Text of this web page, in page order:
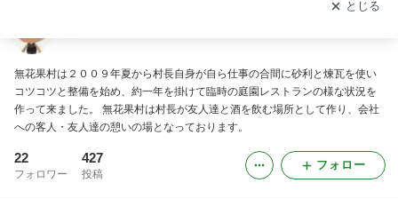
無花果村は２００９年夏から村長自身が自ら仕事の合間に砂利と煉瓦を使い
コツコツと整備を始め、約一年を掛けて臨時の庭園レストランの様な状況を
作って来ました。 無花果村は村長が友人達と酒を飲む場所として作り、会社
への客人・友人達の憩いの場となっております。
22
フォロワー
427
投稿
フォロー